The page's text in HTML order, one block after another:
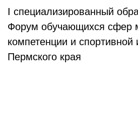
I специализированный
Форум обучающихся сфер
компетенции и спортивной
Пермского края